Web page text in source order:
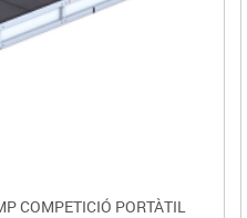
COMPETICIÓ PORTÀTIL